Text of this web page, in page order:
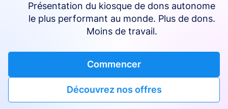
Présentation du kiosque de dons autonome
le plus performant au monde. Plus de dons.
Moins de travail.
Commencer
Découvrez nos offres